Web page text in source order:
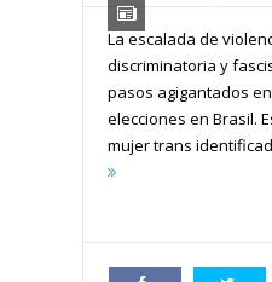
La escalada de
discriminatoria y
pasos agigantados
elecciones en Brasil.
mujer trans